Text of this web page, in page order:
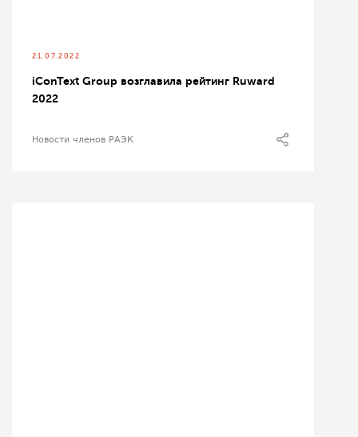
21.07.2022
iConText Group возглавила рейтинг Ruward
2022
Новости членов РАЭК